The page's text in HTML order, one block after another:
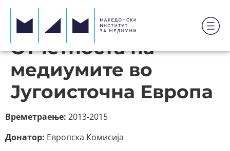
Отчетноста на
медиумите во
Југоисточна Европа
Времетраење: 2013-2015
Донатор: Европска Комисија